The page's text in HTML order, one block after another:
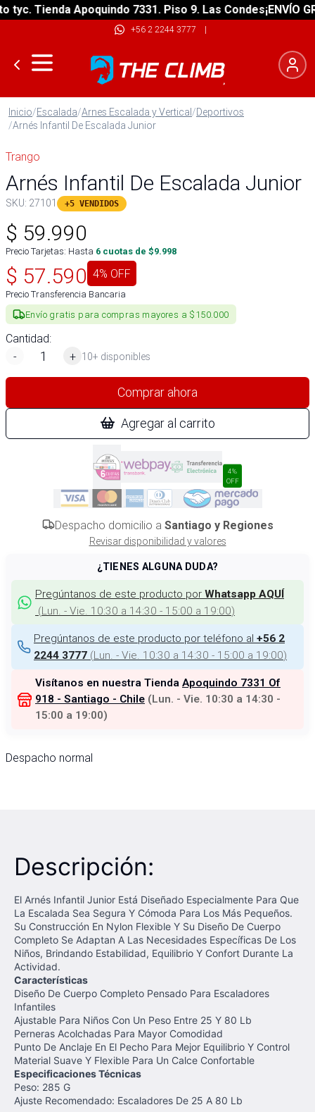
Tienda Apoquindo 7331. Piso 9. Las Condes¡ENVÍO
+56 2 2244 3777 |
Inicio/Escalada/Arnes Escalada y Vertical/Deportivos
/Arnés Infantil De Escalada Junior
Trango
Arnés Infantil De Escalada Junior
SKU: 27101 +5 VENDIDOS
$ 59.990
Precio Tarjetas: Hasta 6 cuotas de $9.998
$ 57.590 4% OFF
Precio Transferencia Bancaria
Envío gratis para compras mayores a $150.000
Cantidad:
-
+ 10+ disponibles
Comprar ahora
Agregar al carrito
4%
OFF
Despacho domicilio a Santiago y Regiones
Revisar disponibilidad y valores
¿TIENES ALGUNA DUDA?
Pregúntanos de este producto por Whatsapp AQUÍ
(Lun. - Vie. 10:30 a 14:30 - 15:00 a 19:00)
Pregúntanos de este producto por teléfono al +56 2
2244 3777 (Lun. - Vie. 10:30 a 14:30 - 15:00 a 19:00)
Visítanos en nuestra Tienda Apoquindo 7331 Of
918 - Santiago - Chile (Lun. - Vie. 10:30 a 14:30 -
15:00 a 19:00)
Despacho normal
Descripción:
El Arnés Infantil Junior Está Diseñado Especialmente Para Que
La Escalada Sea Segura Y Cómoda Para Los Más Pequeños.
Su Construcción En Nylon Flexible Y Su Diseño De Cuerpo
Completo Se Adaptan A Las Necesidades Específicas De Los
Niños, Brindando Estabilidad, Equilibrio Y Confort Durante La
Actividad.
Características
Diseño De Cuerpo Completo Pensado Para Escaladores
Infantiles
Ajustable Para Niños Con Un Peso Entre 25 Y 80 Lb
Perneras Acolchadas Para Mayor Comodidad
Punto De Anclaje En El Pecho Para Mejor Equilibrio Y Control
Material Suave Y Flexible Para Un Calce Confortable
Especificaciones Técnicas
Peso: 285 G
Ajuste Recomendado: Escaladores De 25 A 80 Lb